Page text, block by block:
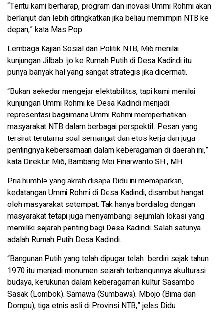
“Tentu kami berharap, program dan inovasi Ummi Rohmi akan
berlanjut dan lebih ditingkatkan jika beliau memimpin NTB ke
depan,” kata Mas Pop.
Lembaga Kajian Sosial dan Politik NTB, Mi6 menilai
kunjungan Jilbab Ijo ke Rumah Putih di Desa Kadindi itu
punya banyak hal yang sangat strategis jika dicermati.
“Bukan sekedar mengejar elektabilitas, tapi kami menilai
kunjungan Ummi Rohmi ke Desa Kadindi menjadi
representasi bagaimana Ummi Rohmi memperhatikan
masyarakat NTB dalam berbagai perspektif. Pesan yang
tersirat terutama soal semangat dan etos kerja dan juga
pentingnya kebersamaan dalam keberagaman di daerah ini,”
kata Direktur Mi6, Bambang Mei Finarwanto SH., MH.
Pria humble yang akrab disapa Didu ini memaparkan,
kedatangan Ummi Rohmi di Desa Kadindi, disambut hangat
oleh masyarakat setempat. Tak hanya berdialog dengan
masyarakat tetapi juga menyambangi sejumlah lokasi yang
memiliki sejarah penting bagi Desa Kadindi. Salah satunya
adalah Rumah Putih Desa Kadindi.
“Bangunan Putih yang telah dipugar telah berdiri sejak tahun
1970 itu menjadi monumen sejarah terbangunnya akulturasi
budaya, kerukunan dalam keberagaman kultur Sasambo :
Sasak (Lombok), Samawa (Sumbawa), Mbojo (Bima dan
Dompu), tiga etnis asli di Provinsi NTB,” jelas Didu.